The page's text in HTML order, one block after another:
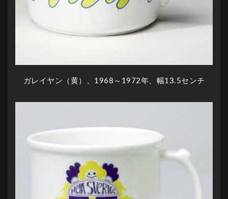
ガレイヤン（黄）、1968～1972年、幅13.5センチ